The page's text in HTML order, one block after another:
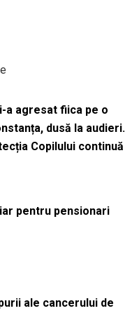
a agresat fiica pe o
dusă la audieri.
Copilului continuă
pentru pensionari
ale cancerului de